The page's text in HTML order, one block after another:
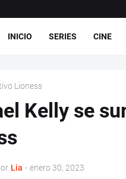
INICIO SERIES CINE
Lioness
Kelly se
Lia - enero 30, 2023